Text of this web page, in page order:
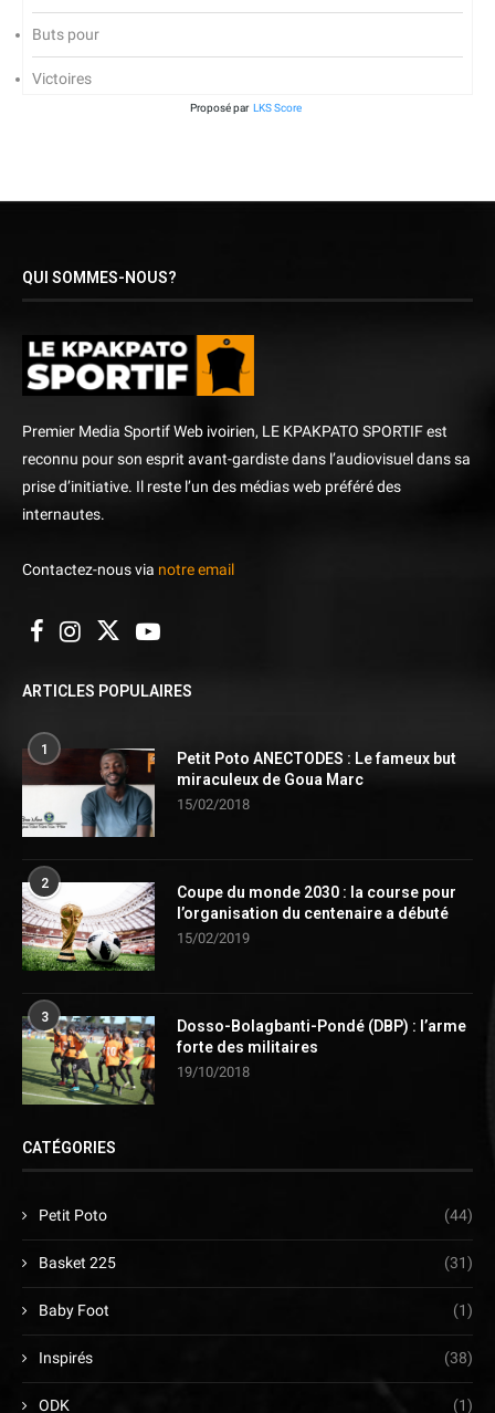
Buts pour
Victoires
Proposé par LKS Score
QUI SOMMES-NOUS?
Premier Media Sportif Web ivoirien, LE KPAKPATO SPORTIF est
reconnu pour son esprit avant-gardiste dans l’audiovisuel dans sa
prise d’initiative. Il reste l’un des médias web préféré des
internautes.
Contactez-nous via notre email
ARTICLES POPULAIRES
1
Petit Poto ANECTODES : Le fameux but
miraculeux de Goua Marc
15/02/2018
2
Coupe du monde 2030 : la course pour
l’organisation du centenaire a débuté
15/02/2019
3
Dosso-Bolagbanti-Pondé (DBP) : l’arme
forte des militaires
19/10/2018
CATÉGORIES
Petit Poto (44)
Basket 225 (31)
Baby Foot (1)
Inspirés (38)
ODK (1)